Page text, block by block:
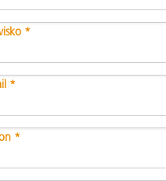
*
*
*